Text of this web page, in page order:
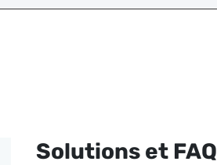
Solutions et FAQ